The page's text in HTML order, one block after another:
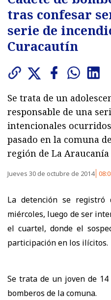
tras confesar
serie de
Curacautín
Se trata de un
responsable de una
intencionales
pasado en la comuna
región de La Araucanía
Jueves 30 de octubre de 2014
La detención se
miércoles, luego de ser
el cuartel, donde el
participación en los ilícitos.
Se trata de un joven de
bomberos de la comuna.